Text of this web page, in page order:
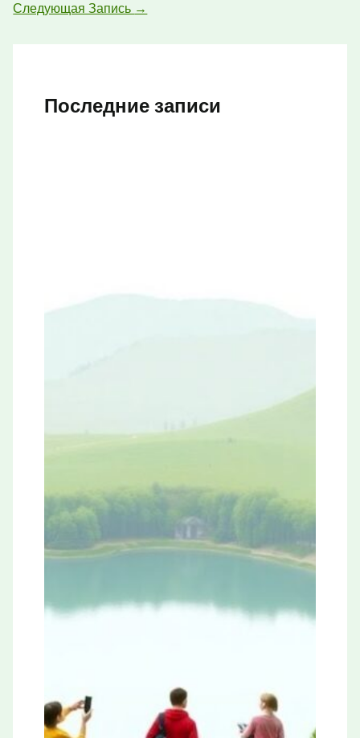
Следующая Запись →
Последние записи